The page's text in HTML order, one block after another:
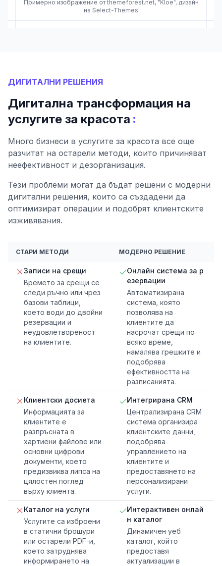
Примерно изображение от themeforest.net, "Kloe", дизайн
на Select-Themes
ДИГИТАЛНИ РЕШЕНИЯ
Дигитална трансформация на
услугите за красота :
Много бизнеси в услугите за красота все още
разчитат на остарели методи, които причиняват
неефективност и дезорганизация.
Тези проблеми могат да бъдат решени с модерни
дигитални решения, които са създадени да
оптимизират операции и подобрят клиентските
изживявания.
СТАРИ МЕТОДИ МОДЕРНО РЕШЕНИЕ
Записи на срещи
Времето за срещи се
следи ръчно или чрез
базови таблици,
което води до двойни
резервации и
неудовлетвореност
на клиентите.
Онлайн система за р
езервации
Автоматизирана
система, която
позволява на
клиентите да
насрочат срещи по
всяко време,
намалява грешките и
подобрява
ефективността на
разписанията.
Клиентски досиета
Информацията за
клиентите е
разпръсната в
хартиени файлове или
основни цифрови
документи, което
предизвиква липса на
цялостен поглед
върху клиента.
Интегрирана CRM
Централизирана CRM
система организира
клиентските данни,
подобрява
управлението на
клиентите и
предоставянето на
персонализирани
услуги.
Каталог на услуги
Услугите са изброени
в статични брошури
или остарели PDF-и,
което затруднява
информирането на
Интерактивен онлай
н каталог
Динамичен уеб
каталог, който
предоставя
актуализации в